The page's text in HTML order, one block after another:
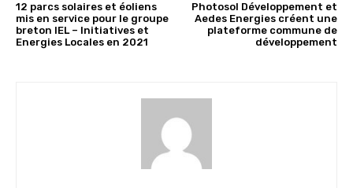
12 parcs solaires et éoliens
mis en service pour le groupe
breton IEL – Initiatives et
Energies Locales en 2021
Photosol Développement et
Aedes Energies créent une
plateforme commune de
développement